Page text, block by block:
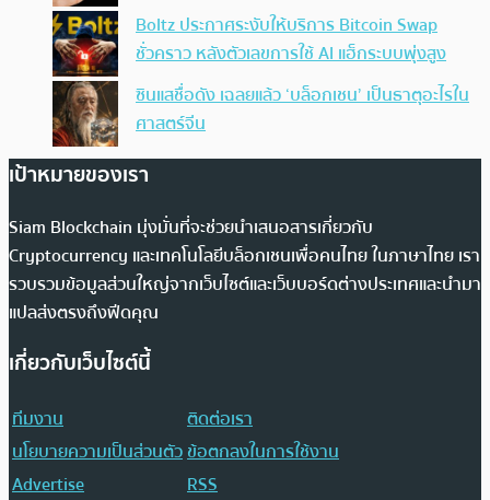
Boltz ประกาศระงับให้บริการ Bitcoin Swap
ชั่วคราว หลังตัวเลขการใช้ AI แฮ็กระบบพุ่งสูง
ซินแสชื่อดัง เฉลยแล้ว ‘บล็อกเชน’ เป็นธาตุอะไรใน
ศาสตร์จีน
เป้าหมายของเรา
Siam Blockchain มุ่งมั่นที่จะช่วยนำเสนอสารเกี่ยวกับ
Cryptocurrency และเทคโนโลยีบล็อกเชนเพื่อคนไทย ในภาษาไทย เรา
รวบรวมข้อมูลส่วนใหญ่จากเว็บไซต์และเว็บบอร์ดต่างประเทศและนำมา
แปลส่งตรงถึงฟีดคุณ
เกี่ยวกับเว็บไซต์นี้
ทีมงาน
ติดต่อเรา
นโยบายความเป็นส่วนตัวข้อตกลงในการใช้งาน
Advertise
RSS